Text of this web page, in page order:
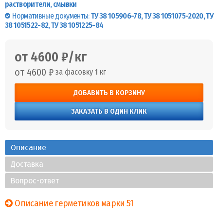
растворители, смывки
Нормативные документы:ТУ 38 105906-78, ТУ 38 1051075-2020, ТУ
38 1051522-82, ТУ 38 1051225-84
от 4600 ₽/кг
от 4600 ₽ за фасовку 1 кг
ДОБАВИТЬ В КОРЗИНУ
ЗАКАЗАТЬ В ОДИН КЛИК
Описание
Доставка
Вопрос-ответ
Описание герметиков марки 51